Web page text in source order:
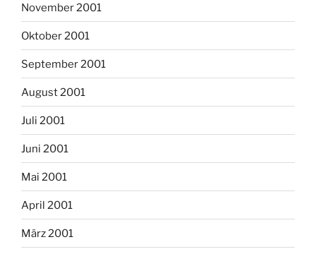
November 2001
Oktober 2001
September 2001
August 2001
Juli 2001
Juni 2001
Mai 2001
April 2001
März 2001